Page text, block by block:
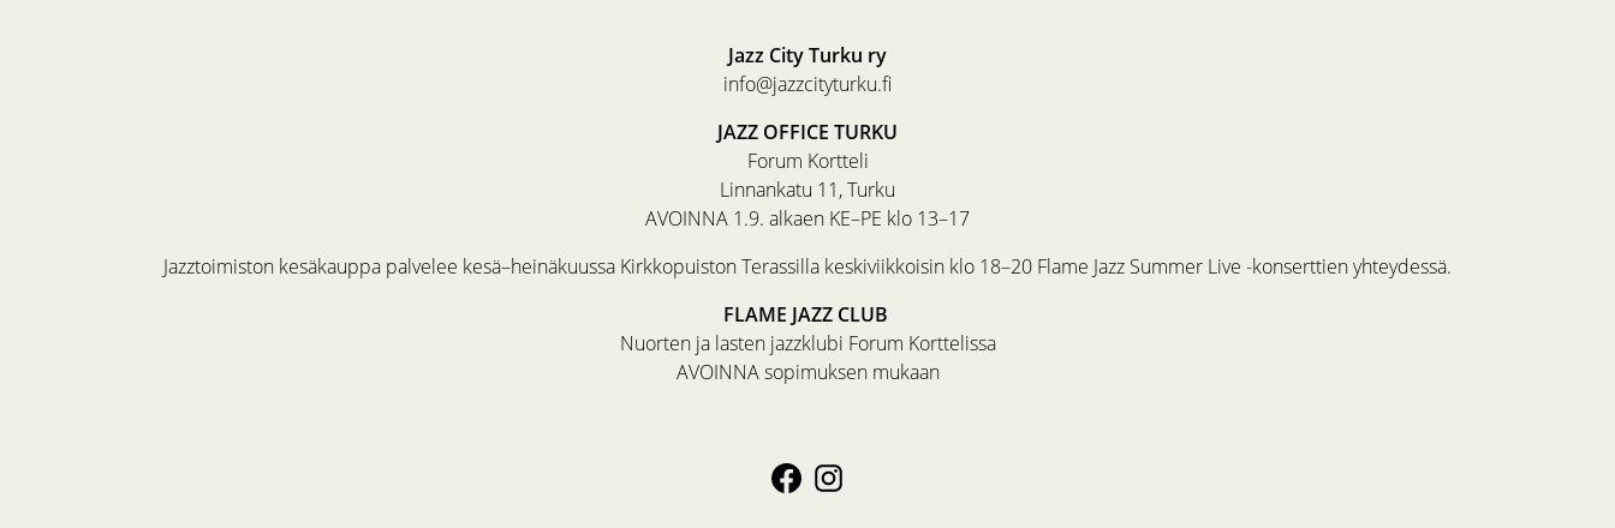
Jazz City Turku ry
info@jazzcityturku.fi
JAZZ OFFICE TURKU
Forum Kortteli
Linnankatu 11, Turku
AVOINNA 1.9. alkaen KE–PE klo 13–17
Jazztoimiston kesäkauppa palvelee kesä–heinäkuussa Kirkkopuiston Terassilla keskiviikkoisin klo 18–20 Flame Jazz Summer Live -konserttien yhteydessä.
FLAME JAZZ CLUB
Nuorten ja lasten jazzklubi Forum Korttelissa
AVOINNA sopimuksen mukaan